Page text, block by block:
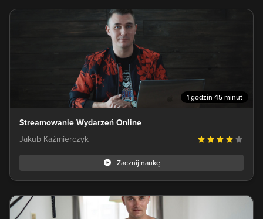
1 godzin 45 minut
Streamowanie Wydarzeń Online
Jakub Kaźmierczyk
Zacznij naukę